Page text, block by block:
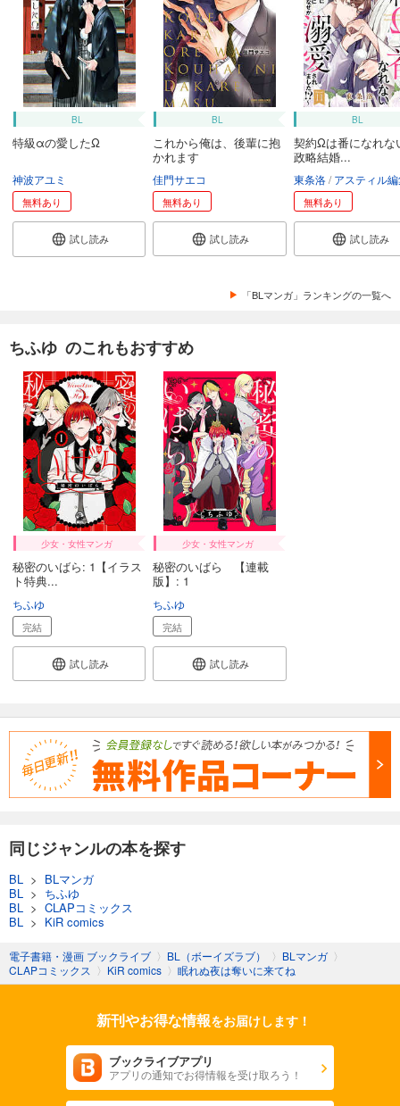
BL
特級αの愛したΩ
神波アユミ
無料あり
試し読み
BL
これから俺は、後輩に抱
かれます
佳門サエコ
無料あり
試し読み
BL
契約Ωは番になれな
政略結婚...
東条洛 アスティル
無料あり
試し読み
「BLマンガ」ランキングの一覧へ
ちふゆ のこれもおすすめ
少女・女性マンガ
秘密のいばら: 1【イラス
ト特典...
ちふゆ
完結
試し読み
少女・女性マンガ
秘密のいばら 【連載
版】: 1
ちふゆ
完結
試し読み
同じジャンルの本を探す
BL > BLマンガ
BL > ちふゆ
BL > CLAPコミックス
BL > KiR comics
電子書籍・漫画 ブックライブ 〉 BL（ボーイズラブ） 〉 BLマンガ 〉
CLAPコミックス 〉 KiR comics 〉 眠れぬ夜は奪いに来てね
新刊やお得な情報をお届けします！
ブックライブアプリ
アプリの通知でお得情報を受け取ろう！